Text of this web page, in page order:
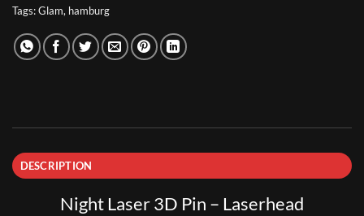
Tags:Glam, hamburg
DESCRIPTION
Night Laser 3D Pin – Laserhead